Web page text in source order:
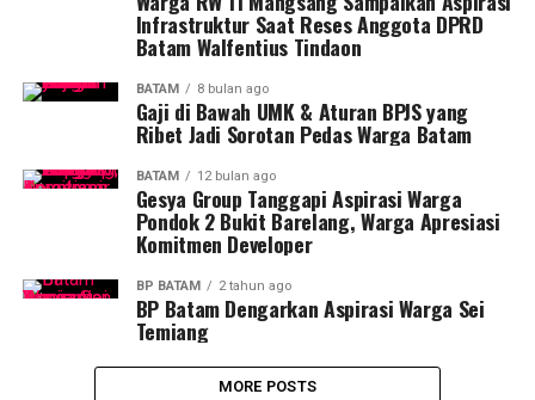
Infrastruktur Saat Reses Anggota DPRD
Batam Walfentius Tindaon
BATAM 8 bulan ago
Gaji di Bawah UMK & Aturan BPJS yang
Ribet Jadi Sorotan Pedas Warga Batam
BATAM 12 bulan ago
Gesya Group Tanggapi Aspirasi Warga
Pondok 2 Bukit Barelang, Warga Apresiasi
Komitmen Developer
BP BATAM 2 tahun ago
BP Batam Dengarkan Aspirasi Warga Sei
Temiang
MORE POSTS